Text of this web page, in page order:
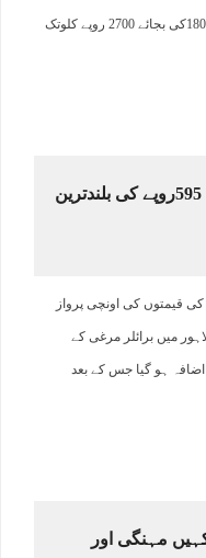
کلو میں فروخت ہونے لگا ۔ بکرے کا گوشت 1800کی بجائے 2700 روپے کلوتک
مرغی کا گوشت پھر مہنگا،قیمت 595روپے کی بلندترین
قیمتوں کی اونچی پرواز
میں برائلر مرغی کے
کا مزید اضافہ ہو گیا جس کے بعد
مہنگی اور